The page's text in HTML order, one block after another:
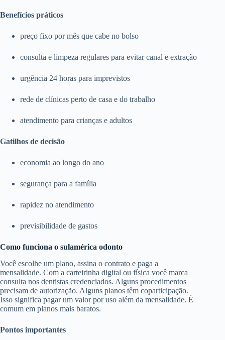
Benefícios práticos
preço fixo por mês que cabe no bolso
consulta e limpeza regulares para evitar canal e extração
urgência 24 horas para imprevistos
rede de clínicas perto de casa e do trabalho
atendimento para crianças e adultos
Gatilhos de decisão
economia ao longo do ano
segurança para a família
rapidez no atendimento
previsibilidade de gastos
Como funciona o sulamérica odonto
Você escolhe um plano, assina o contrato e paga a
mensalidade. Com a carteirinha digital ou física você marca
consulta nos dentistas credenciados. Alguns procedimentos
precisam de autorização. Alguns planos têm coparticipação.
Isso significa pagar um valor por uso além da mensalidade. É
comum em planos mais baratos.
Pontos importantes